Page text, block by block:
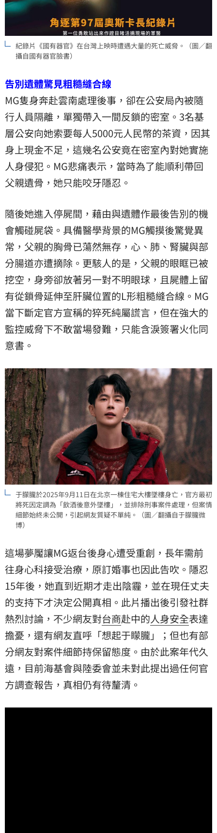
紀錄片《國有器官》在台灣上映時遭遇大量的死亡威脅。（圖／翻
攝自國有器官臉書）
告別遺體驚見粗糙縫合線
MG隻身奔赴雲南處理後事，卻在公安局內被隨
行人員隔離，單獨帶入一間反鎖的密室。3名基
層公安向她索要每人5000元人民幣的茶資，因其
身上現金不足，這幾名公安竟在密室內對她實施
人身侵犯。MG悲痛表示，當時為了能順利帶回
父親遺骨，她只能咬牙隱忍。
隨後她進入停屍間，藉由與遺體作最後告別的機
會觸碰屍袋。具備醫學背景的MG觸摸後驚覺異
常，父親的胸骨已蕩然無存，心、肺、腎臟與部
分腸道亦遭摘除。更駭人的是，父親的眼眶已被
挖空，身旁卻放著另一對不明眼球，且屍體上留
有從鎖骨延伸至肝臟位置的L形粗糙縫合線。MG
當下斷定官方宣稱的猝死純屬謊言，但在強大的
監控威脅下不敢當場發難，只能含淚簽署火化同
意書。
于朦朧於2025年9月11日在北京一棟住宅大樓墜樓身亡，官方最初
將死因定調為「飲酒後意外墜樓」，並排除刑事案件處理，但案情
細節始終未公開，引起網友質疑不單純。（圖／翻攝自于朦朧微
博）
這場夢魘讓MG返台後身心遭受重創，長年需前
往身心科接受治療，原訂婚事也因此告吹。隱忍
15年後，她直到近期才走出陰霾，並在現任丈夫
的支持下才決定公開真相。此片播出後引發社群
熱烈討論，不少網友對台商赴中的人身安全表達
擔憂，還有網友直呼「想起于矇朧」；但也有部
分網友對案件細節持保留態度。由於此案年代久
遠，目前海基會與陸委會並未對此提出過任何官
方調查報告，真相仍有待釐清。